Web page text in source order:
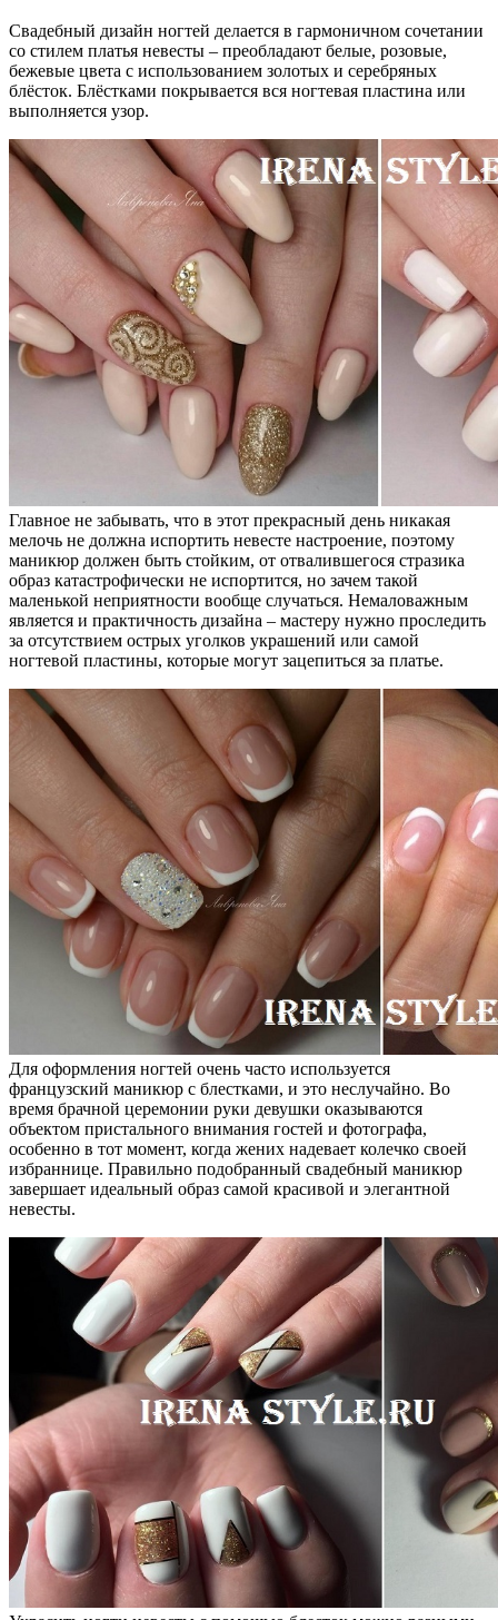
Свадебный дизайн ногтей делается в гармоничном сочетании
со стилем платья невесты – преобладают белые, розовые,
бежевые цвета с использованием золотых и серебряных
блёсток. Блёстками покрывается вся ногтевая пластина или
выполняется узор.
Главное не забывать, что в этот прекрасный день никакая
мелочь не должна испортить невесте настроение, поэтому
маникюр должен быть стойким, от отвалившегося стразика
образ катастрофически не испортится, но зачем такой
маленькой неприятности вообще случаться. Немаловажным
является и практичность дизайна – мастеру нужно проследить
за отсутствием острых уголков украшений или самой
ногтевой пластины, которые могут зацепиться за платье.
Для оформления ногтей очень часто используется
французский маникюр с блестками, и это неслучайно. Во
время брачной церемонии руки девушки оказываются
объектом пристального внимания гостей и фотографа,
особенно в тот момент, когда жених надевает колечко своей
избраннице. Правильно подобранный свадебный маникюр
завершает идеальный образ самой красивой и элегантной
невесты.